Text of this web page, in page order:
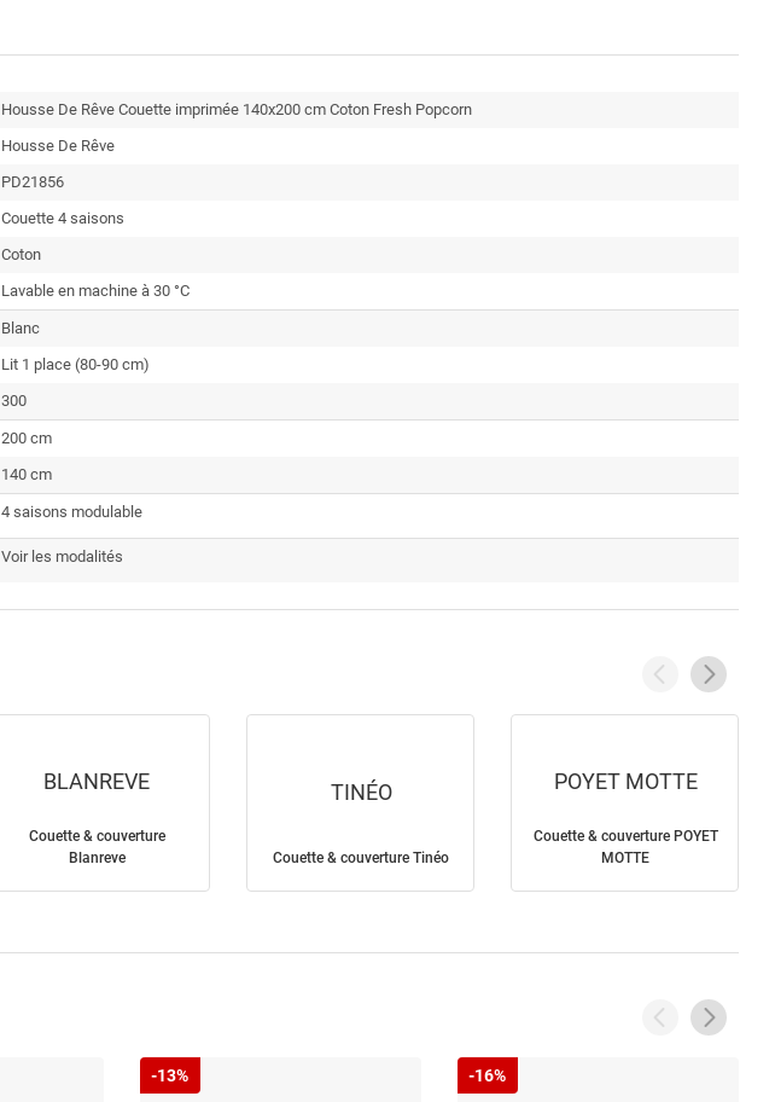
Housse De Rêve Couette imprimée 140x200 cm Coton Fresh Popcorn
Housse De Rêve
PD21856
Couette 4 saisons
Coton
Lavable en machine à 30 °C
Blanc
Lit 1 place (80-90 cm)
300
200 cm
140 cm
4 saisons modulable
Voir les modalités
BLANREVE
Couette & couverture
Blanreve
TINÉO
Couette & couverture Tinéo
POYET MOTTE
Couette & couverture POYET
MOTTE
-13% -16%